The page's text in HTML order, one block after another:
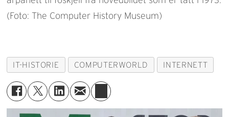
(Foto: The Computer History Museum)
IT-HISTORIE COMPUTERWORLD INTERNETT